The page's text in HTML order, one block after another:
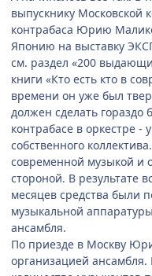
выпускнику Московской
контрабаса Юрию
Японию на выставку
см. раздел «200
книги «Кто есть кто в
времени он уже был
должен сделать гораздо
контрабасе в оркестре -
собственного
современной музыкой и
стороной. В результате
месяцев средства были
музыкальной
ансамбля.
По приезде в Москву
организацией